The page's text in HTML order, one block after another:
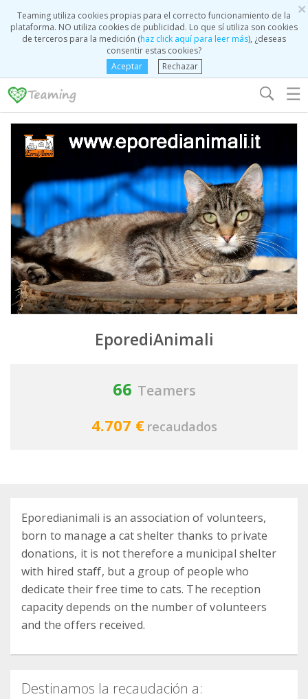
×
Teaming utiliza cookies propias para el correcto funcionamiento de la
plataforma. NO utiliza cookies de publicidad. Lo que sí utiliza son cookies
de terceros para la medición (haz click aquí para leer más), ¿deseas
consentir estas cookies?
Aceptar
Rechazar
☰
EporediAnimali
66 Teamers
4.707 € recaudados
Eporedianimali is an association of volunteers,
born to manage a cat shelter thanks to private
donations, it is not therefore a municipal shelter
with hired staff, but a group of people who
dedicate their free time to cats. The reception
capacity depends on the number of volunteers
and the offers received.
Destinamos la recaudación a: